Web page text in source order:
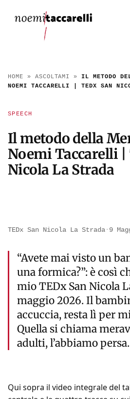
HOME » ASCOLTAMI » IL METODO
NOEMI TACCARELLI | TEDX SAN
SPEECH
Il metodo della
Noemi Taccarelli |
Nicola La Strada
TEDx San Nicola La Strada· 9
“Avete mai visto un
una formica?”: è così
mio TEDx San Nicola
maggio 2026. Il
accuccia, resta lì per
Quella si chiama
adulti, l’abbiamo persa.
Qui sopra il video integrale del